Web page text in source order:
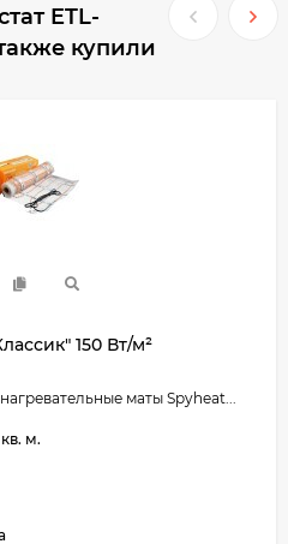
ETL-
купили
150 Вт/м²
маты Spyheat...
м.